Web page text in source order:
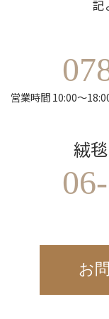
記
営業時間 10:00～
絨
お